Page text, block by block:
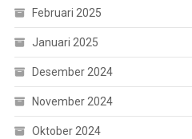
Februari 2025
Januari 2025
Desember 2024
November 2024
Oktober 2024